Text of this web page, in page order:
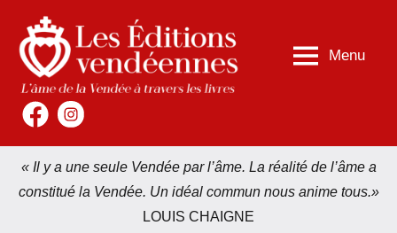
contenu
à
travers
les
Menu
« Il y a une seule Vendée par l’âme. La réalité de l’âme a
constitué la Vendée. Un idéal commun nous anime tous.»
LOUIS CHAIGNE